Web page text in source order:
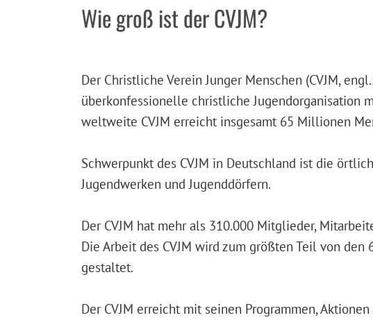
Wie groß ist der CVJM?
Der Christliche Verein Junger Menschen (CVJM,
überkonfessionelle christliche Jugendorganisation
weltweite CVJM erreicht insgesamt 65 Millionen
Schwerpunkt des CVJM in Deutschland ist die
Jugendwerken und Jugenddörfern.
Der CVJM hat mehr als 310.000 Mitglieder,
Die Arbeit des CVJM wird zum größten Teil von
gestaltet.
Der CVJM erreicht mit seinen Programmen,